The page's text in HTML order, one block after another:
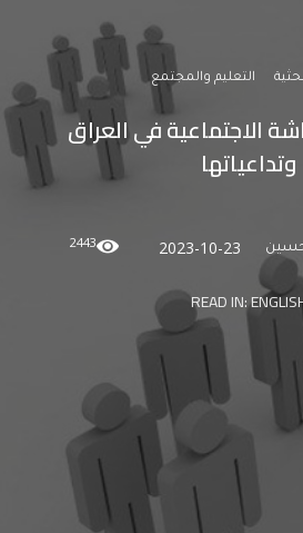
التعليم والمجتمع
الاجتماعية في العراق
وتداعياتها
2023-10-23
2443
READ IN: